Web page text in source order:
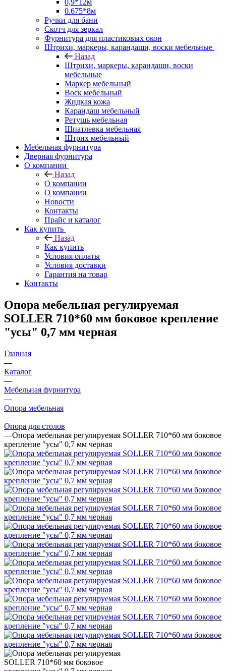
0,9*12м
0.675*8м
Ручки для бани
Скотч для зеркал
Фурнитура для пластиковых окон
Штрихи, маркеры, карандаши, воски мебельные
Назад
Штрихи, маркеры, карандаши, воски
мебельные
Маркер мебельный
Воск мебельный
Жидкая кожа
Карандаш мебельный
Ретушь мебельная
Шпатлевка мебельная
Штрих мебельный
Мебельная фурнитура
Дверная фурнитура
О компании
Назад
О компании
О компании
Новости
Контакты
Прайс и каталог
Как купить
Назад
Как купить
Условия оплаты
Условия доставки
Гарантия на товар
Контакты
Опора мебельная регулируемая
SOLLER 710*60 мм боковое крепление
"усы" 0,7 мм черная
Главная
—
Каталог
—
Мебельная фурнитура
—
Опора мебельная
—
Опора для столов
—Опора мебельная регулируемая SOLLER 710*60 мм боковое
крепление "усы" 0,7 мм черная